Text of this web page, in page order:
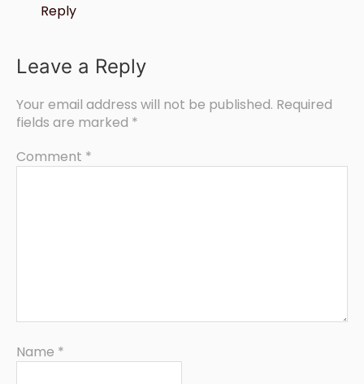
Reply
Leave a Reply
Your email address will not be published. Required
fields are marked *
Comment *
Name *